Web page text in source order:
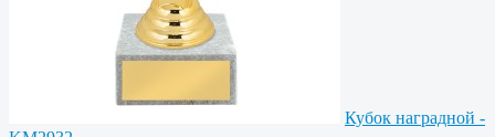
Кубок наградной -